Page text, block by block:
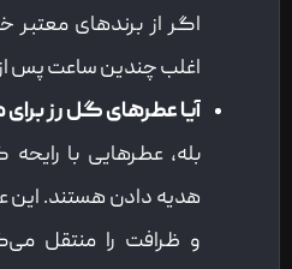
اگر از برندهای معتبر
اغلب چندین ساعت پس
آیا عطرهای گل رز
بله، عطرهایی با
هدیه دادن هستند. این
و ظرافت را منتقل